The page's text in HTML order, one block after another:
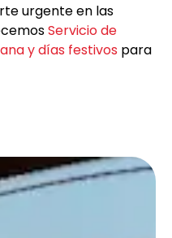
urgente en las
Servicio de
y días festivos para